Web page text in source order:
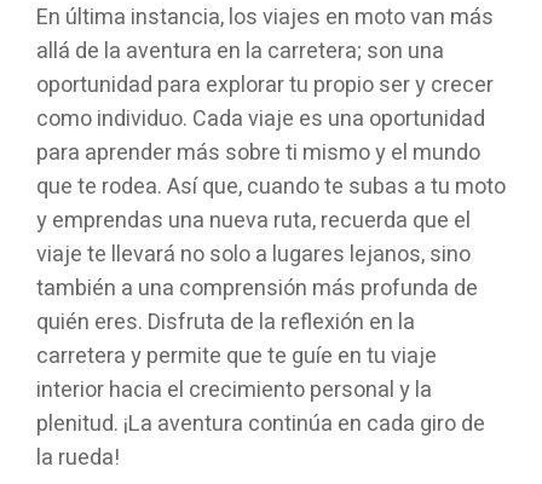
En última instancia, los viajes en moto van más
allá de la aventura en la carretera; son una
oportunidad para explorar tu propio ser y crecer
como individuo. Cada viaje es una oportunidad
para aprender más sobre ti mismo y el mundo
que te rodea. Así que, cuando te subas a tu moto
y emprendas una nueva ruta, recuerda que el
viaje te llevará no solo a lugares lejanos, sino
también a una comprensión más profunda de
quién eres. Disfruta de la reflexión en la
carretera y permite que te guíe en tu viaje
interior hacia el crecimiento personal y la
plenitud. ¡La aventura continúa en cada giro de
la rueda!